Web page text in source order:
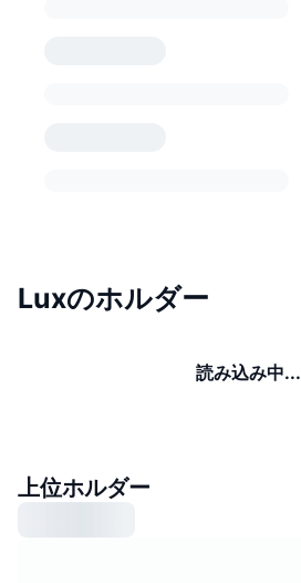
Luxのホルダー
読み込み中...
上位ホルダー